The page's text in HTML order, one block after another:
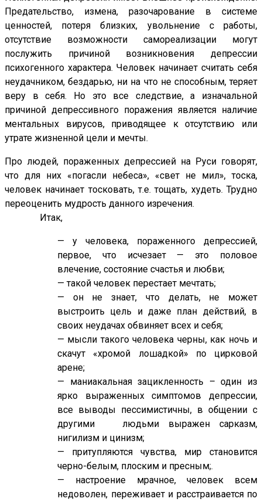
Предательство, измена, разочарование в системе
ценностей, потеря близких, увольнение с работы,
отсутствие возможности самореализации могут
послужить причиной возникновения депрессии
психогенного характера. Человек начинает считать себя
неудачником, бездарью, ни на что не способным, теряет
веру в себя. Но это все следствие, а изначальной
причиной депрессивного поражения является наличие
ментальных вирусов, приводящее к отсутствию или
утрате жизненной цели и мечты.
Про людей, пораженных депрессией на Руси говорят,
что для них «погасли небеса», «свет не мил», тоска,
человек начинает тосковать, т.е. тощать, худеть. Трудно
переоценить мудрость данного изречения.
Итак,
— у человека, пораженного депрессией,
первое, что исчезает — это половое
влечение, состояние счастья и любви;
— такой человек перестает мечтать;
— он не знает, что делать, не может
выстроить цель и даже план действий, в
своих неудачах обвиняет всех и себя;
— мысли такого человека черны, как ночь и
скачут «хромой лошадкой» по цирковой
арене;
— маниакальная зацикленность – один из
ярко выраженных симптомов депрессии,
все выводы пессимистичны, в общении с
другими людьми выражен сарказм,
нигилизм и цинизм;
— притупляются чувства, мир становится
черно-белым, плоским и пресным;.
— настроение мрачное, человек всем
недоволен, переживает и расстраивается по